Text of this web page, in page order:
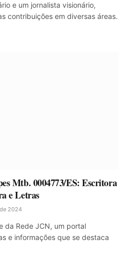
e um jornalista visionário,
contribuições em diversas áreas.
Mtb. 0004773/ES: Escritora
e Letras
2024
da Rede JCN, um portal
e informações que se destaca